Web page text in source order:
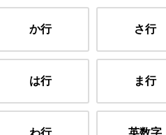
か行 さ行
は行 ま行
わ行 英数字